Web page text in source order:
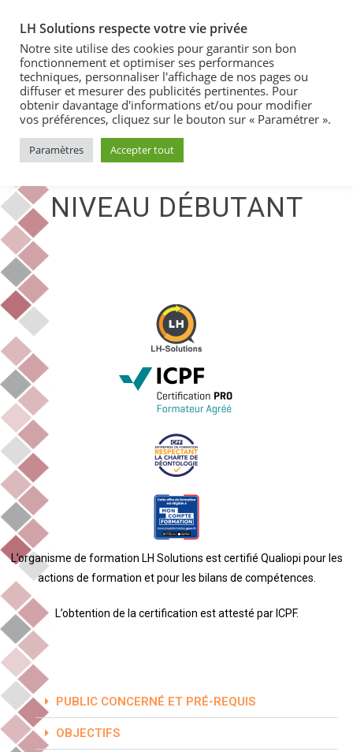
MICROSOFT ACCESS -
NIVEAU DÉBUTANT
L’organisme de formation LH Solutions est certifié Qualiopi pour les
actions de formation et pour les bilans de compétences.
L’obtention de la certification est attesté par ICPF.
PUBLIC CONCERNÉ ET PRÉ-REQUIS
OBJECTIFS
LH Solutions respecte votre vie privée
Notre site utilise des cookies pour garantir son bon
fonctionnement et optimiser ses performances
techniques, personnaliser l'affichage de nos pages ou
diffuser et mesurer des publicités pertinentes. Pour
obtenir davantage d'informations et/ou pour modifier
vos préférences, cliquez sur le bouton sur « Paramétrer ».
Paramètres Accepter tout